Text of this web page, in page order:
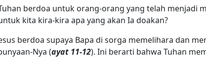
berdoa untuk orang-orang yang telah menjadi
kita kira-kira apa yang akan Ia doakan?
berdoa supaya Bapa di sorga memelihara dan
Nya (ayat 11-12). Ini berarti bahwa Tuhan